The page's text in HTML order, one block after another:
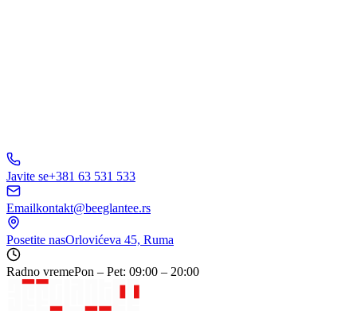
Javite se+381 63 531 533
Emailkontakt@beeglantee.rs
Posetite nasOrlovićeva 45, Ruma
Radno vremePon – Pet: 09:00 – 20:00